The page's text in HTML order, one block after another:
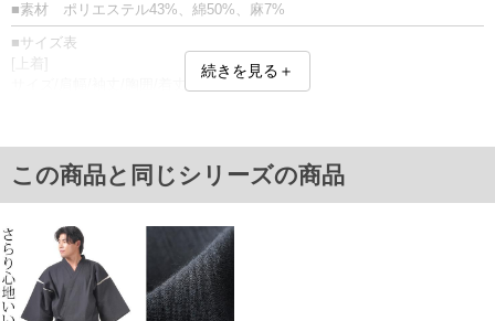
■素材 ポリエステル43%、綿50%、麻7%
■サイズ表
[上着]
サイズ/肩幅/袖丈/胸囲/着丈
5L/80/36/162/96
6L/86/37/178/98
[パンツ]
3L/90～120/39/36/34
4L/100～130/41/38/36
5L/110～140/43/40/38
6L/120～150/45/42/38
単位はcm
続きを見る＋
この商品と同じシリーズの商品